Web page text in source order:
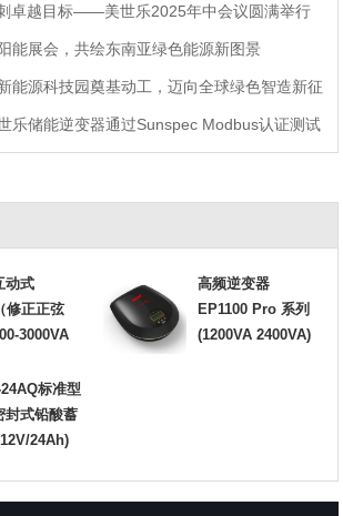
卓越目标——美世乐2025年中会议圆满举行
能展会，共绘东南亚绿色能源新图景
能源科技园奠基动工，迈向全球绿色智造新征
乐储能逆变器通过Sunspec Modbus认证测试
动式
修正正弦
3000VA
高频逆变器
EP1100 Pro 系列
(1200VA 2400VA)
标准型
封式铅酸蓄
24Ah)